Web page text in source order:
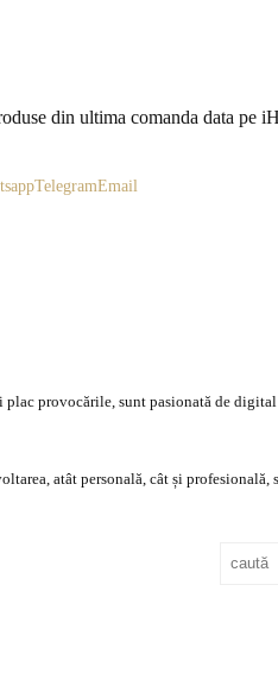
din ultima comanda data
TelegramEmail
provocările, sunt pasionată de
atât personală, cât și profesională,